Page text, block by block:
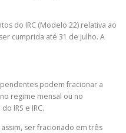
do IRC (Modelo 22) relativa ao
cumprida até 31 de julho. A
podem fracionar a
regime mensal ou no
IRS e IRC.
ser fracionado em três